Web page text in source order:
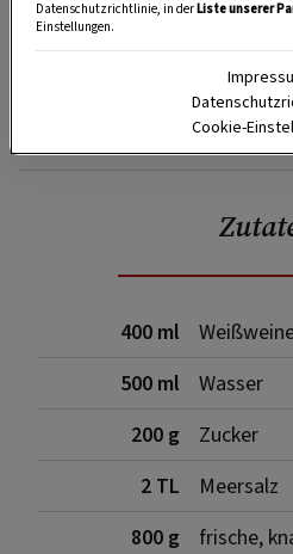
SPEICHERN
400 ml
500 ml
Wasser
200 g
Zucker
2 TL
Meersalz
800 g
frische,
Datenschutzrichtlinie, in derListe unserer
Einstellungen.
Cookie-